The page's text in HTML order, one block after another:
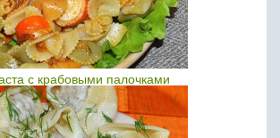
с крабовыми палочками